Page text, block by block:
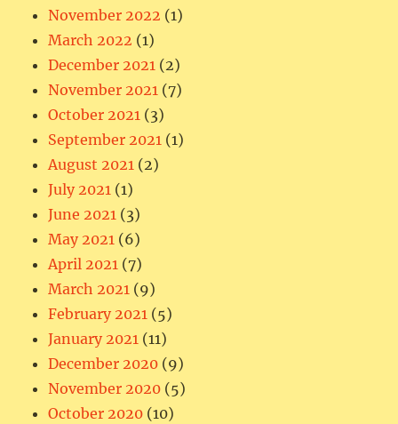
November 2022 (1)
March 2022 (1)
December 2021 (2)
November 2021 (7)
October 2021 (3)
September 2021 (1)
August 2021 (2)
July 2021 (1)
June 2021 (3)
May 2021 (6)
April 2021 (7)
March 2021 (9)
February 2021 (5)
January 2021 (11)
December 2020 (9)
November 2020 (5)
October 2020 (10)